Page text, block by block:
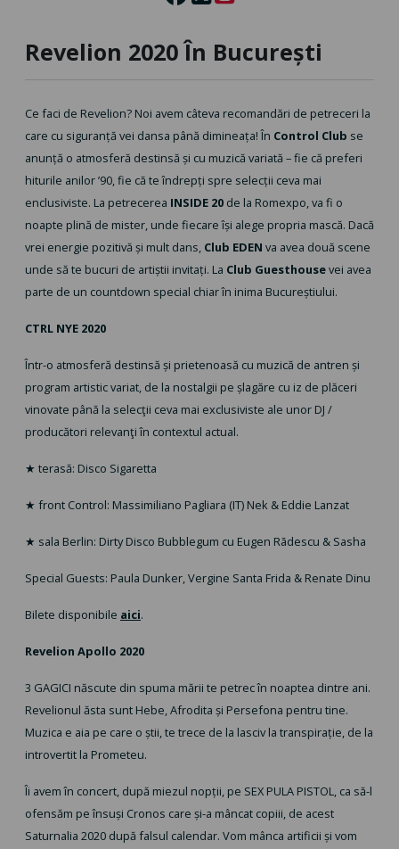
Revelion 2020 În București
Ce faci de Revelion? Noi avem câteva recomandări de petreceri la
care cu siguranță vei dansa până dimineața! În Control Club se
anunță o atmosferă destinsă și cu muzică variată – fie că preferi
hiturile anilor ’90, fie că te îndrepți spre selecții ceva mai
enclusiviste. La petrecerea INSIDE 20 de la Romexpo, va fi o
noapte plină de mister, unde fiecare își alege propria mască. Dacă
vrei energie pozitivă și mult dans, Club EDEN va avea două scene
unde să te bucuri de artiștii invitați. La Club Guesthousevei avea
parte de un countdown special chiar în inima Bucureștiului.
CTRL NYE 2020
Într-o atmosferă destinsă și prietenoasă cu muzică de antren și
program artistic variat, de la nostalgii pe șlagăre cu iz de plăceri
vinovate până la selecţii ceva mai exclusiviste ale unor DJ /
producători relevanţi în contextul actual.
★ terasă: Disco Sigaretta
★ front Control: Massimiliano Pagliara (IT) Nek & Eddie Lanzat
★ sala Berlin: Dirty Disco Bubblegum cu Eugen Rãdescu & Sasha
Special Guests: Paula Dunker, Vergine Santa Frida & Renate Dinu
Bilete disponibile aici.
Revelion Apollo 2020
3 GAGICI născute din spuma mării te petrec în noaptea dintre ani.
Revelionul ăsta sunt Hebe, Afrodita și Persefona pentru tine.
Muzica e aia pe care o știi, te trece de la lasciv la transpirație, de la
introvertit la Prometeu.
Îi avem în concert, după miezul nopții, pe SEX PULA PISTOL, ca să-l
ofensăm pe însuși Cronos care și-a mâncat copiii, de acest
Saturnalia 2020 după falsul calendar. Vom mânca artificii și vom